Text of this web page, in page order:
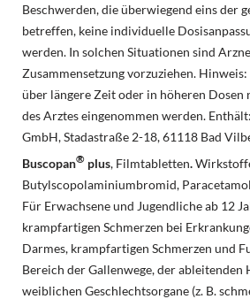
Beschwerden, die überwiegend eins der
betreffen, keine individuelle
werden. In solchen Situationen sind
Zusammensetzung vorzuziehen.
über längere Zeit oder in höheren Dosen
des Arztes eingenommen werden.
GmbH, Stadastraße 2-18, 61118 Bad
Buscopan® plus, Filmtabletten.
Butylscopolaminiumbromid,
Für Erwachsene und Jugendliche ab 12
krampfartigen Schmerzen bei
Darmes, krampfartigen Schmerzen und
Bereich der Gallenwege, der ableitenden
weiblichen Geschlechtsorgane (z. B.